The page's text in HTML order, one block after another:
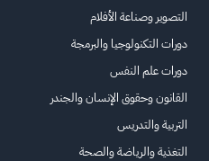
التصوير وصناعة الأفلام
دورات التكنولوجيا والبرمجة
دورات علم النفس
القانون وحقوق الإنسان والجندر
التربية والتدريس
التغذية والرياضة والصحة